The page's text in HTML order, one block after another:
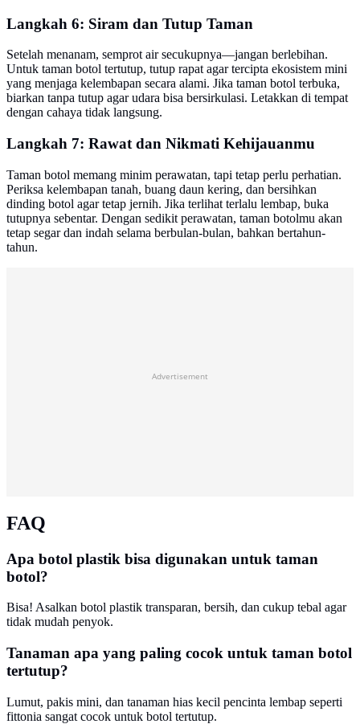
Langkah 6: Siram dan Tutup Taman
Setelah menanam, semprot air secukupnya—jangan berlebihan.
Untuk taman botol tertutup, tutup rapat agar tercipta ekosistem mini
yang menjaga kelembapan secara alami. Jika taman botol terbuka,
biarkan tanpa tutup agar udara bisa bersirkulasi. Letakkan di tempat
dengan cahaya tidak langsung.
Langkah 7: Rawat dan Nikmati Kehijauanmu
Taman botol memang minim perawatan, tapi tetap perlu perhatian.
Periksa kelembapan tanah, buang daun kering, dan bersihkan
dinding botol agar tetap jernih. Jika terlihat terlalu lembap, buka
tutupnya sebentar. Dengan sedikit perawatan, taman botolmu akan
tetap segar dan indah selama berbulan-bulan, bahkan bertahun-
tahun.
Advertisement
FAQ
Apa botol plastik bisa digunakan untuk taman
botol?
Bisa! Asalkan botol plastik transparan, bersih, dan cukup tebal agar
tidak mudah penyok.
Tanaman apa yang paling cocok untuk taman botol
tertutup?
Lumut, pakis mini, dan tanaman hias kecil pencinta lembap seperti
fittonia sangat cocok untuk botol tertutup.